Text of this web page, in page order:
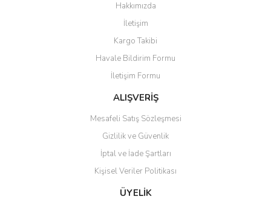
Yorum Yaz
Ürün resmi kalitesiz, bozuk veya görüntülenemiyor.
Ürün açıklamasında eksik bilgiler bulunuyor.
Ürün bilgilerinde hatalar bulunuyor.
Ürün fiyatı diğer sitelerden daha pahalı.
Bu ürüne benzer farklı alternatifler olmalı.
Gönder
Hakkımızda
İletişim
Kargo Takibi
Havale Bildirim Formu
İletişim Formu
ALIŞVERİŞ
Mesafeli Satış Sözleşmesi
Gizlilik ve Güvenlik
İptal ve İade Şartları
Kişisel Veriler Politikası
ÜYELİK